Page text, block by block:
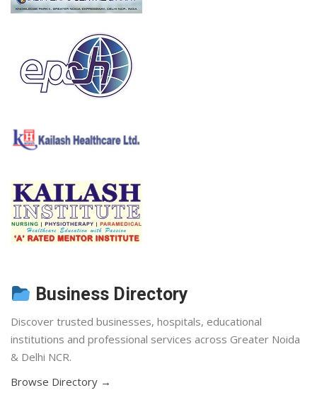
Business Directory
Discover trusted businesses, hospitals, educational
institutions and professional services across Greater Noida
& Delhi NCR.
Browse Directory →